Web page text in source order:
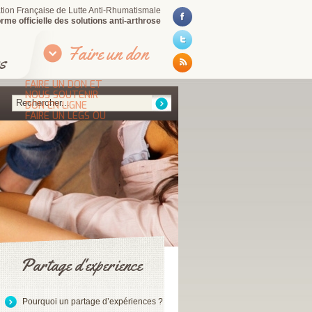
Française de Lutte Anti-Rhumatismale
officielle des solutions anti-arthrose
Faire un don
FAIRE UN DON ET
NOUS SOUTENIR
DON EN LIGNE
FAIRE UN LEGS OU
UNE DONATION
POURQUOI FAIRE UN
DON OU UN LEGS ?
DEVENIR BÉNÉVOLE
Partage d'experience
Pourquoi un partage d’expériences ?